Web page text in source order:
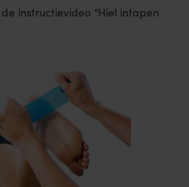
instructievideo “Hiel intapen